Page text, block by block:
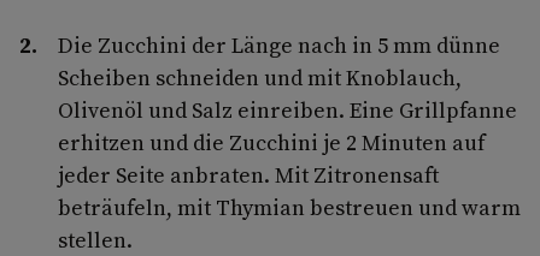
Die Zucchini der Länge nach in 5 mm dünne
Scheiben schneiden und mit Knoblauch,
Olivenöl und Salz einreiben. Eine Grillpfanne
erhitzen und die Zucchini je 2 Minuten auf
jeder Seite anbraten. Mit Zitronensaft
beträufeln, mit Thymian bestreuen und warm
stellen.